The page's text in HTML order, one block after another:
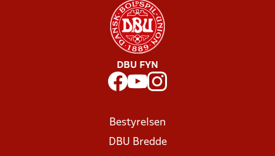
DBU FYN
Bestyrelsen
DBU Bredde